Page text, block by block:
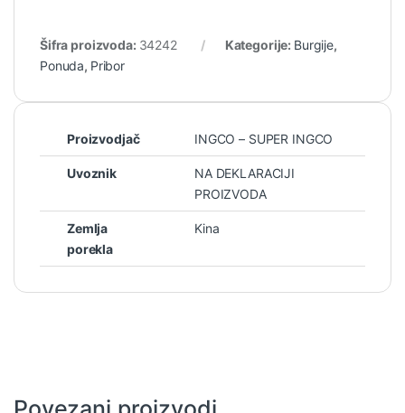
Šifra proizvoda: 34242 Kategorije: Burgije,
Ponuda, Pribor
Proizvodjač INGCO – SUPER INGCO
Uvoznik
NA DEKLARACIJI
PROIZVODA
Zemlja
porekla
Kina